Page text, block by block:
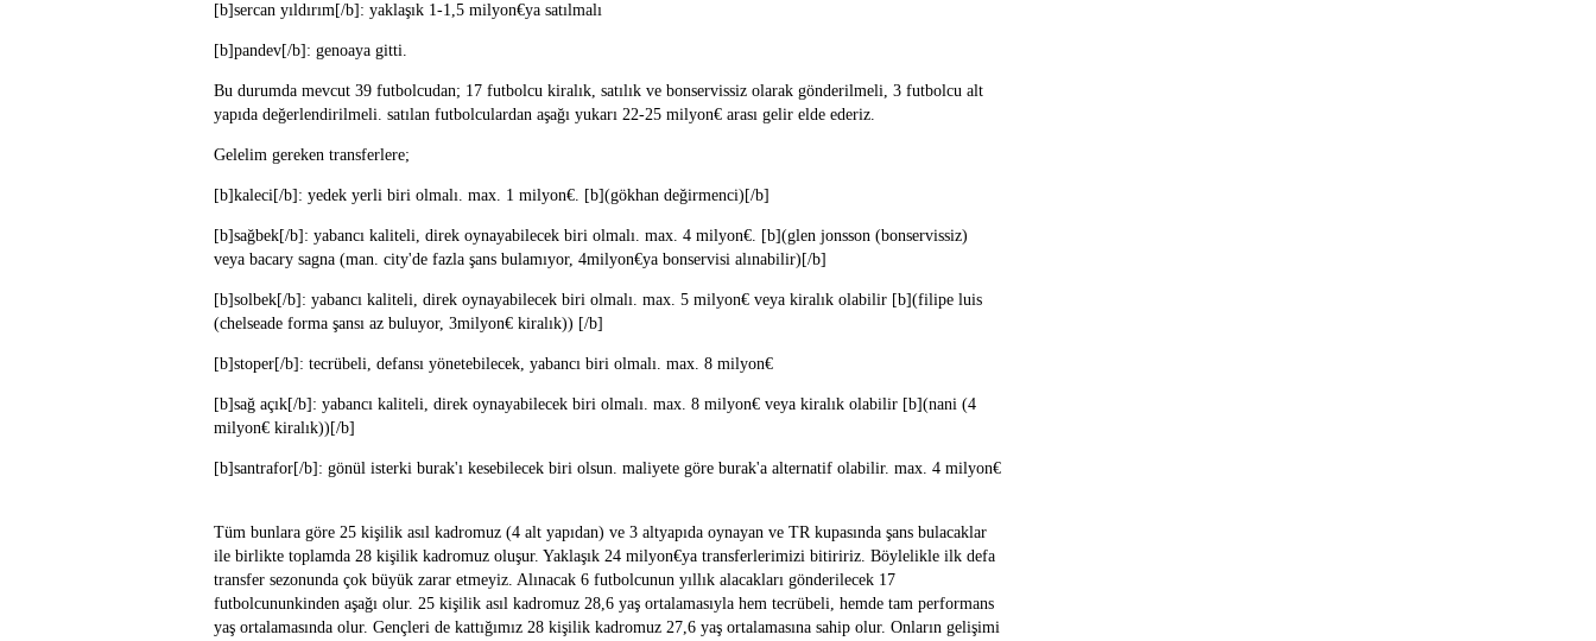
[b]sercan yıldırım[/b]: yaklaşık 1-1,5 milyon€ya satılmalı
[b]pandev[/b]: genoaya gitti.
Bu durumda mevcut 39 futbolcudan; 17 futbolcu kiralık, satılık ve bonservissiz olarak gönderilmeli, 3 futbolcu alt
yapıda değerlendirilmeli. satılan futbolculardan aşağı yukarı 22-25 milyon€ arası gelir elde ederiz.
Gelelim gereken transferlere;
[b]kaleci[/b]: yedek yerli biri olmalı. max. 1 milyon€. [b](gökhan değirmenci)[/b]
[b]sağbek[/b]: yabancı kaliteli, direk oynayabilecek biri olmalı. max. 4 milyon€. [b](glen jonsson (bonservissiz)
veya bacary sagna (man. city'de fazla şans bulamıyor, 4milyon€ya bonservisi alınabilir)[/b]
[b]solbek[/b]: yabancı kaliteli, direk oynayabilecek biri olmalı. max. 5 milyon€ veya kiralık olabilir [b](filipe luis
(chelseade forma şansı az buluyor, 3milyon€ kiralık)) [/b]
[b]stoper[/b]: tecrübeli, defansı yönetebilecek, yabancı biri olmalı. max. 8 milyon€
[b]sağ açık[/b]: yabancı kaliteli, direk oynayabilecek biri olmalı. max. 8 milyon€ veya kiralık olabilir [b](nani (4
milyon€ kiralık))[/b]
[b]santrafor[/b]: gönül isterki burak'ı kesebilecek biri olsun. maliyete göre burak'a alternatif olabilir. max. 4 milyon€
Tüm bunlara göre 25 kişilik asıl kadromuz (4 alt yapıdan) ve 3 altyapıda oynayan ve TR kupasında şans bulacaklar
ile birlikte toplamda 28 kişilik kadromuz oluşur. Yaklaşık 24 milyon€ya transferlerimizi bitiririz. Böylelikle ilk defa
transfer sezonunda çok büyük zarar etmeyiz. Alınacak 6 futbolcunun yıllık alacakları gönderilecek 17
futbolcununkinden aşağı olur. 25 kişilik asıl kadromuz 28,6 yaş ortalamasıyla hem tecrübeli, hemde tam performans
yaş ortalamasında olur. Gençleri de kattığımız 28 kişilik kadromuz 27,6 yaş ortalamasına sahip olur. Onların gelişimi